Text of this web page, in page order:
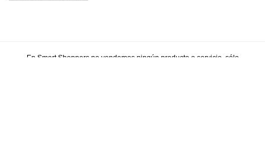
En Smart Shoppers no vendemos ningún producto o servicio, sólo